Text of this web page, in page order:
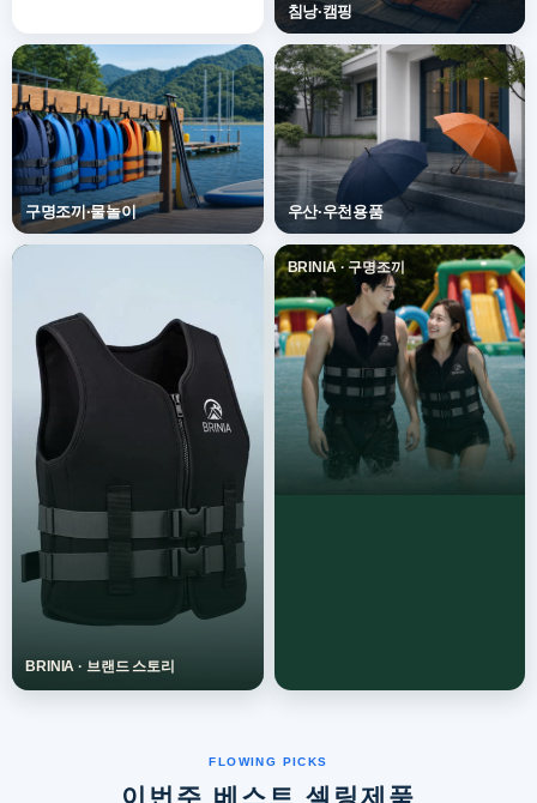
이번주 베스트 셀링제품